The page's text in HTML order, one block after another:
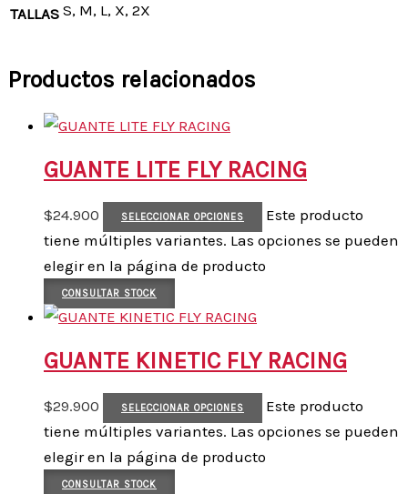
TALLAS S, M, L, X, 2X
Productos relacionados
GUANTE LITE FLY RACING
$24.900 SELECCIONAR OPCIONES
Este producto
tiene múltiples variantes. Las opciones se pueden
elegir en la página de producto
CONSULTAR STOCK
GUANTE KINETIC FLY RACING
$29.900 SELECCIONAR OPCIONES
Este producto
tiene múltiples variantes. Las opciones se pueden
elegir en la página de producto
CONSULTAR STOCK